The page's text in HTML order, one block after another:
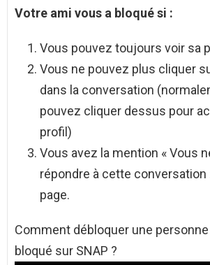
Votre ami vous a bloquési :
Vous pouvez toujours voir sa
Vous ne pouvez plus cliquer
dans la conversation
pouvez cliquer dessus pour
profil)
Vous avez la mention « Vous
répondre à cette conversation
page.
Comment débloquer une
bloqué sur SNAP ?